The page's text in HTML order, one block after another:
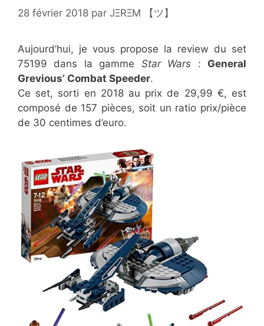
28 février 2018 par JΞRΞM 【ツ】
Aujourd’hui, je vous propose la review du set
75199 dans la gamme Star Wars : General
Grevious’ Combat Speeder.
Ce set, sorti en 2018 au prix de 29,99 €, est
composé de 157 pièces, soit un ratio prix/pièce
de 30 centimes d’euro.